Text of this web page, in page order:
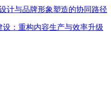
计与品牌形象塑造的协同路径
：重构内容生产与效率升级